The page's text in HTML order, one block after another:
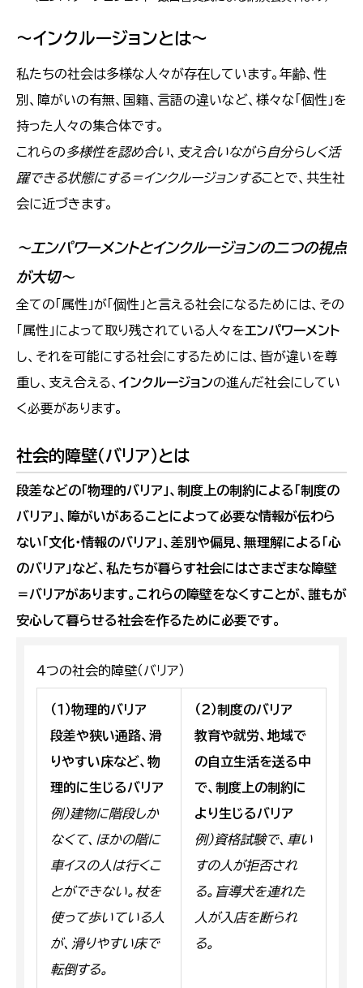
～インクルージョンとは～
私たちの社会は多様な人々が存在しています。年齢、性
別、障がいの有無、国籍、言語の違いなど、様々な「個性」を
持った人々の集合体です。
これらの多様性を認め合い、支え合いながら自分らしく活
躍できる状態にする＝インクルージョンすることで、共生社
会に近づきます。
～エンパワーメントとインクルージョンの二つの視点
が大切～
全ての「属性」が「個性」と言える社会になるためには、その
「属性」によって取り残されている人々をエンパワーメント
し、それを可能にする社会にするためには、皆が違いを尊
重し、支え合える、 インクルージョンの進んだ社会にしてい
く必要があります。
社会的障壁（バリア）とは
段差などの「物理的バリア」、制度上の制約による「制度の
バリア」、障がいがあることによって必要な情報が伝わら
ない「文化・情報のバリア」、差別や偏見、無理解による「心
のバリア」など、私たちが暮らす社会にはさまざまな障壁
＝バリアがあります。これらの障壁をなくすことが、誰もが
安心して暮らせる社会を作るために必要です。
４つの社会的障壁（バリア）
（１）物理的バリア
段差や狭い通路、滑
りやすい床など、物
理的に生じるバリア
例）建物に階段しか
なくて、ほかの階に
車イスの人は行くこ
とができない。杖を
使って歩いている人
が、滑りやすい床で
転倒する。
（２）制度のバリア
教育や就労、地域で
の自立生活を送る中
で、制度上の制約に
より生じるバリア
例）資格試験で、車い
すの人が拒否され
る。盲導犬を連れた
人が入店を断られ
る。